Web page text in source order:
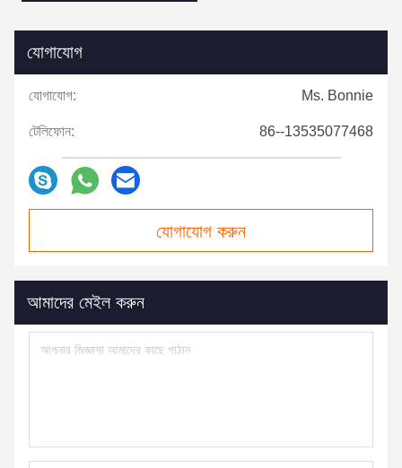
যোগাযোগ
যোগাযোগ: Ms. Bonnie
টেলিফোন: 86--13535077468
যোগাযোগ করুন
আমাদের মেইল ​​করুন